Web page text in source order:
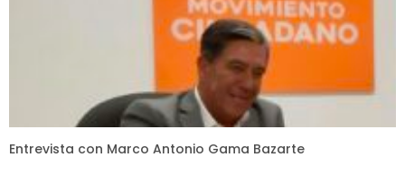
Entrevista con Marco Antonio Gama Bazarte